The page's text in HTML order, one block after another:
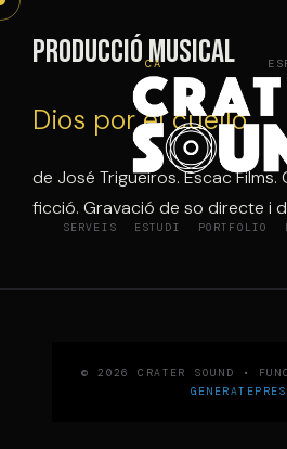
Vés
SERVEIS ESTUDI PORTFOLIO
CA
Producció musical
Dios por el cuello
de José Trigueiros. Escac
ficció. Gravació de so directe i
© 2026 CRATER SOUND
•